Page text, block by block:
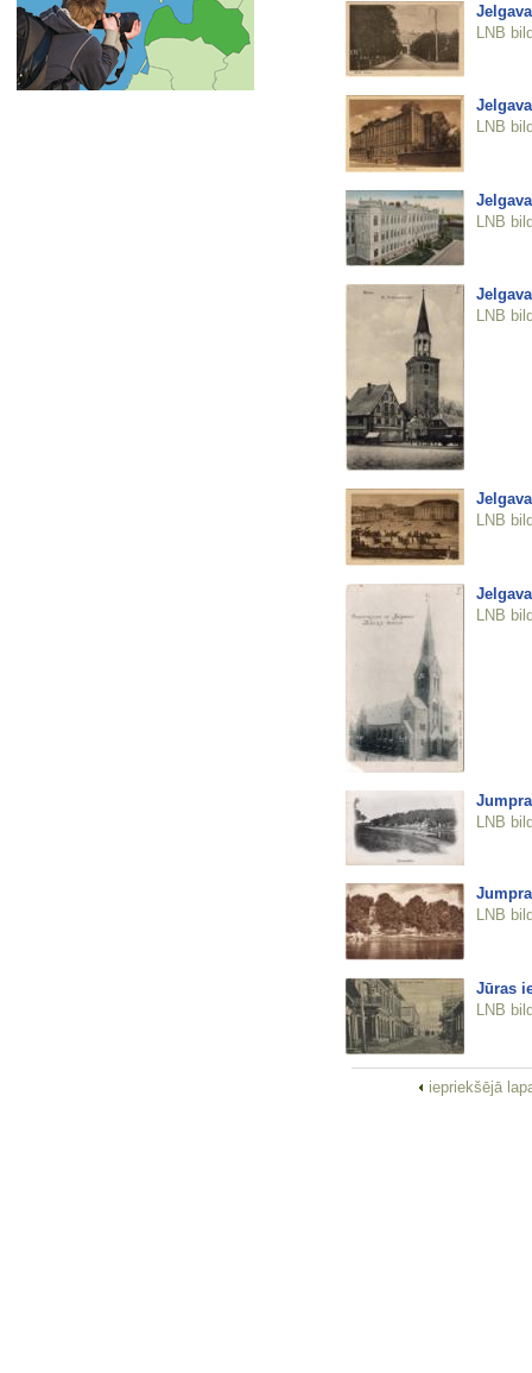
LNB
LNB
LNB
LNB
LNB
LNB
LNB
LNB
Jūras
LNB
iepriekšējā